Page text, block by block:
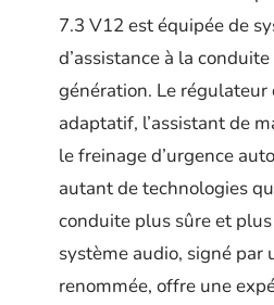
7.3 V12 est équipée de
d’assistance à la
génération. Le régulateur
adaptatif, l’assistant de
le freinage d’urgence
autant de technologies
conduite plus sûre et
système audio, signé par
renommée, offre une